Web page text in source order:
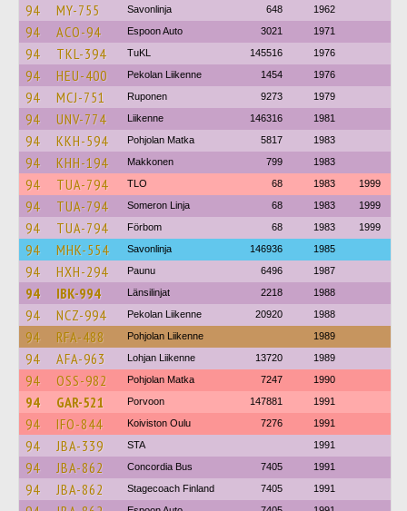
94 MY-755 Savonlinja 648 1962
94 ACO-94 Espoon Auto 3021 1971
94 TKL-394 TuKL 145516 1976
94 HEU-400 Pekolan Liikenne 1454 1976
94 MCJ-751 Ruponen 9273 1979
94 UNV-774 Liikenne 146316 1981
94 KKH-594 Pohjolan Matka 5817 1983
94 KHH-194 Makkonen 799 1983
94 TUA-794 TLO 68 1983 1999
94 TUA-794 Someron Linja 68 1983 1999
94 TUA-794 Förbom 68 1983 1999
94 MHK-554 Savonlinja 146936 1985
94 HXH-294 Paunu 6496 1987
94 IBK-994 Länsilinjat 2218 1988
94 NCZ-994 Pekolan Liikenne 20920 1988
94 RFA-488 Pohjolan Liikenne 1989
94 AFA-963 Lohjan Liikenne 13720 1989
94 OSS-982 Pohjolan Matka 7247 1990
94 GAR-521 Porvoon 147881 1991
94 IFO-844 Koiviston Oulu 7276 1991
94 JBA-339 STA 1991
94 JBA-862 Concordia Bus 7405 1991
94 JBA-862 Stagecoach Finland 7405 1991